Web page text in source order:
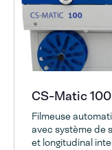
CS-Matic 100
Filmeuse
avec système de
et longitudinal